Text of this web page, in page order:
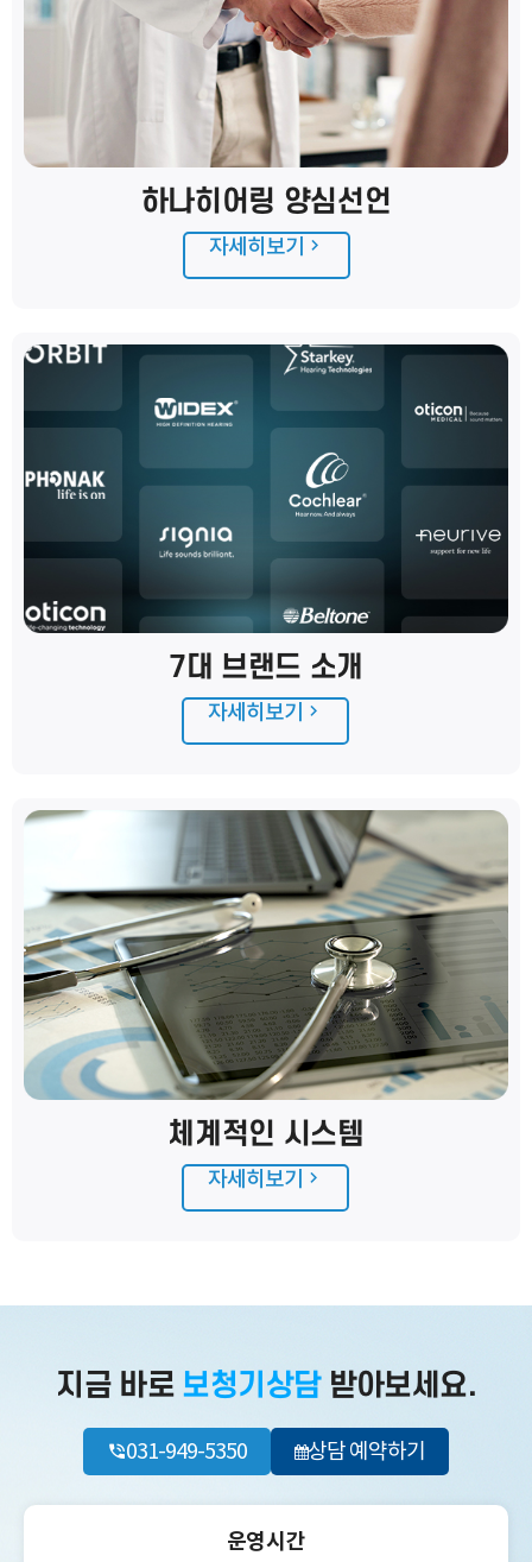
하나히어링 양심선언
자세히보기
7대 브랜드 소개
자세히보기
체계적인 시스템
자세히보기
지금 바로 보청기상담받아보세요.
031-949-5350 상담 예약하기
운영시간